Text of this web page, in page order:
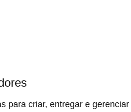
para criar, entregar e gerenciar